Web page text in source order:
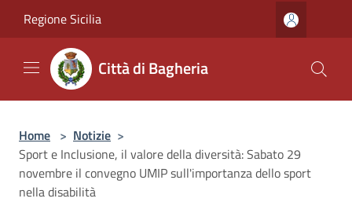
Regione Sicilia
Città di Bagheria
Home > Notizie >
Sport e Inclusione, il valore della diversità: Sabato 29
novembre il convegno UMIP sull'importanza dello sport
nella disabilità